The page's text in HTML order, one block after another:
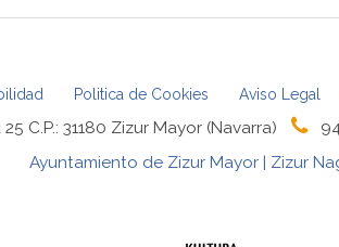
Politica de Cookies Aviso Legal
C.P.: 31180 Zizur Mayor (Navarra)
Ayuntamiento de Zizur Mayor | Zizur